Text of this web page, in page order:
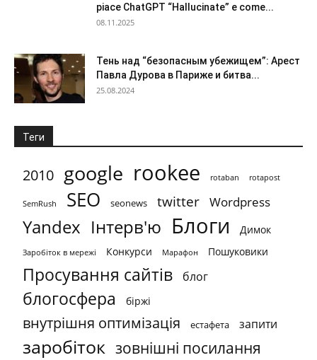
piace ChatGPT “Hallucinate” e come...
08.11.2025
Тень над “безопасным убежищем”: Арест
Павла Дурова в Париже и битва...
25.08.2024
Теги
2010 google rookee rotaban rotapost
SemRush SEO seonews twitter Wordpress
Yandex Інтерв'ю Блоги Димок
Заробіток в мережі Конкурси Марафон Пошуковики
Просування сайтів блог
блогосфера біржі
внутрішня оптимізація естафета запити
заробіток зовнішні посилання